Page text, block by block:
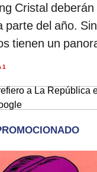
Cristal
parte del año.
tienen un
1
a La República